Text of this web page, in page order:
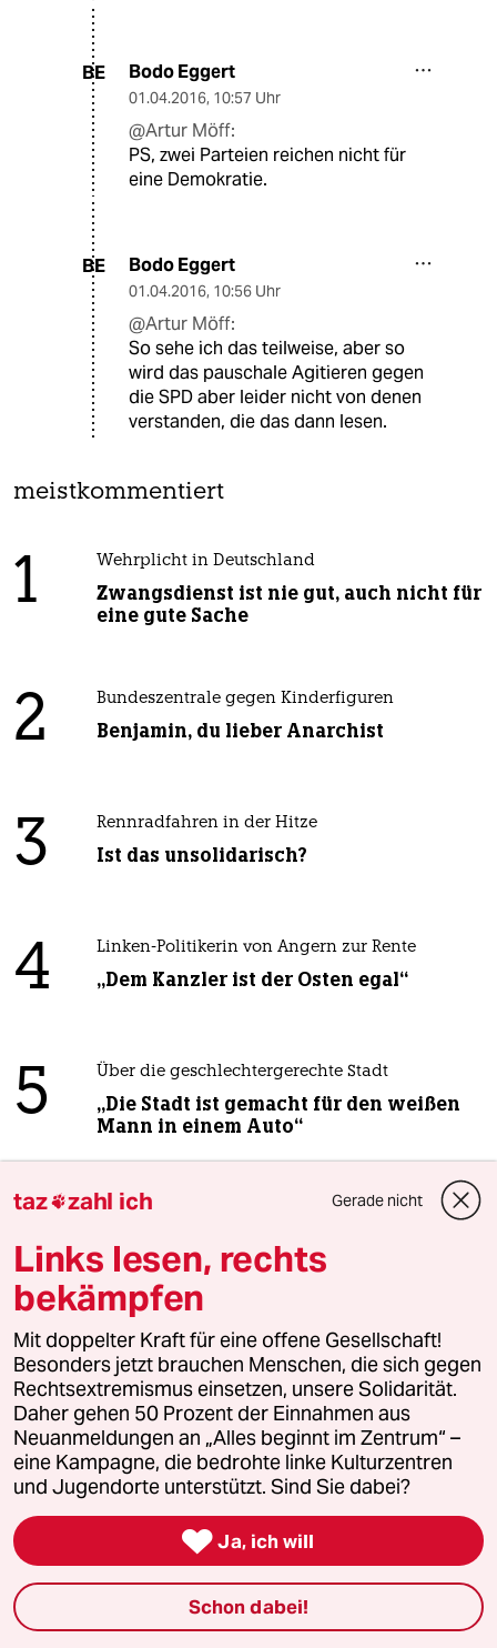
BE Bodo Eggert
01.04.2016, 10:57 Uhr
@Artur Möff:
PS, zwei Parteien reichen nicht für
eine Demokratie.
BE Bodo Eggert
01.04.2016, 10:56 Uhr
@Artur Möff:
So sehe ich das teilweise, aber so
wird das pauschale Agitieren gegen
die SPD aber leider nicht von denen
verstanden, die das dann lesen.
meistkommentiert
1 Wehrplicht in Deutschland
Zwangsdienst ist nie gut, auch nicht für
eine gute Sache
2 Bundeszentrale gegen Kinderfiguren
Benjamin, du lieber Anarchist
3 Rennradfahren in der Hitze
Ist das unsolidarisch?
4 Linken-Politikerin von Angern zur Rente
„Dem Kanzler ist der Osten egal“
5 Über die geschlechtergerechte Stadt
„Die Stadt ist gemacht für den weißen
Mann in einem Auto“
6 Wichtiges zum Weltkatzentag
7 Gründe, warum Katzen links sind
taz
Folgen Sie uns
Ressorts
Politik
Öko
taz zahl ich Gerade nicht
Links lesen, rechts
bekämpfen
Mit doppelter Kraft für eine offene Gesellschaft!
Besonders jetzt brauchen Menschen, die sich gegen
Rechtsextremismus einsetzen, unsere Solidarität.
Daher gehen 50 Prozent der Einnahmen aus
Neuanmeldungen an „Alles beginnt im Zentrum“ –
eine Kampagne, die bedrohte linke Kulturzentren
und Jugendorte unterstützt. Sind Sie dabei?
 Ja, ich will
Schon dabei!